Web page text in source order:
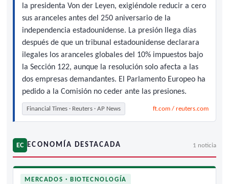
la presidenta Von der Leyen, exigiéndole reducir a cero
sus aranceles antes del 250 aniversario de la
independencia estadounidense. La presión llega días
después de que un tribunal estadounidense declarara
ilegales los aranceles globales del 10% impuestos bajo
la Sección 122, aunque la resolución solo afecta a las
dos empresas demandantes. El Parlamento Europeo ha
pedido a la Comisión no ceder ante las presiones.
Financial Times · Reuters · AP News ft.com / reuters.com
EC ECONOMÍA DESTACADA 1 noticia
MERCADOS · BIOTECNOLOGÍA